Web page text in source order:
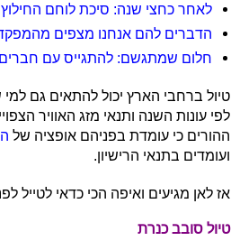
לאחר כחצי שנה: סיכת לוחם
הדברים להם אנחנו מצפים
חלום שמתגשם: להתגייס עם
טיול ברחבי הארץ יכול להתאים גם למי
לפי עונות השנה ותנאי מזג האוויר
ההורים כי עומדת בפניהם אופציה של
ועומדים בתנאי הרישיון.
אז לאן מגיעים ואיפה הכי כדאי לטייל
טיול סובב כנרת